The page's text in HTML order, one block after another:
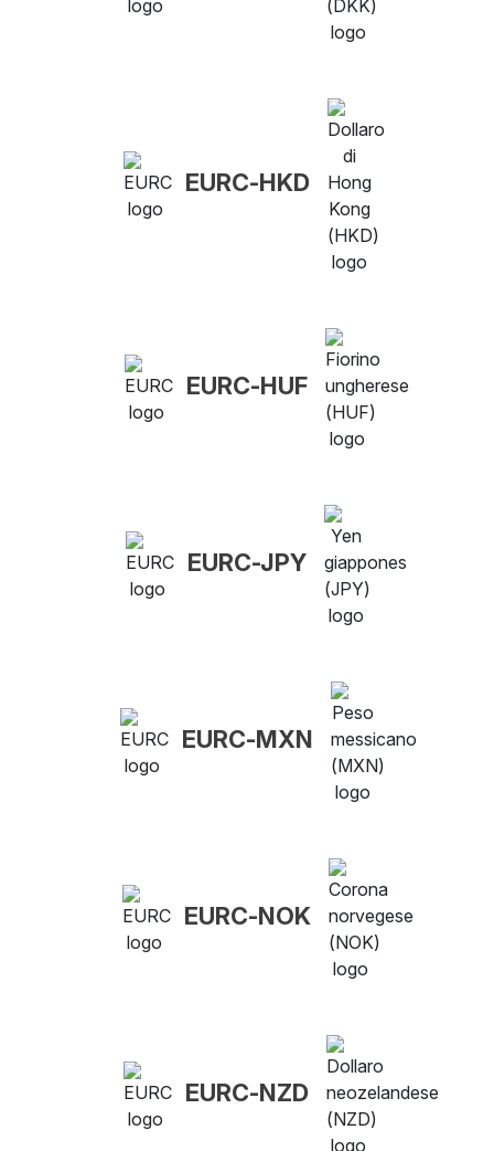
EURC-HKD
EURC-HUF
EURC-JPY
EURC-MXN
EURC-NOK
EURC-NZD